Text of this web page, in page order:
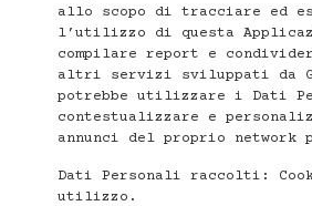
allo scopo di tracciare ed
l’utilizzo di questa
compilare report e
altri servizi sviluppati da
potrebbe utilizzare i Dati
contestualizzare e
annunci del proprio network
Dati Personali raccolti:
utilizzo.